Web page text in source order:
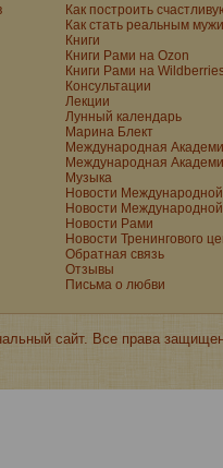
Как построить
Как стать реальным
Книги
Книги Рами на Ozon
Книги Рами на
Консультации
Лекции
Лунный календарь
Марина Блект
Международная
Международная
Музыка
Новости
Новости
Новости Рами
Новости Тренингового
Обратная связь
Отзывы
Письма о любви
сайт. Все права